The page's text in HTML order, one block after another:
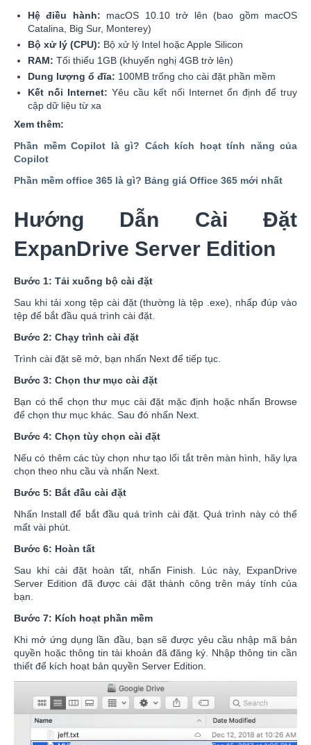
Hệ điều hành: macOS 10.10 trở lên (bao gồm macOS
Catalina, Big Sur, Monterey)
Bộ xử lý (CPU): Bộ xử lý Intel hoặc Apple Silicon
RAM: Tối thiểu 1GB (khuyến nghị 4GB trở lên)
Dung lượng ổ đĩa: 100MB trống cho cài đặt phần mềm
Kết nối Internet:Yêu cầu kết nối Internet ổn định để truy
cập dữ liệu từ xa
Xem thêm:
Phần mềm Copilot là gì? Cách kích hoạt tính năng của
Copilot
Phần mềm office 365 là gì? Bảng giá Office 365 mới nhất
Hướng Dẫn Cài Đặt
ExpanDrive Server Edition
Bước 1: Tải xuống bộ cài đặt
Sau khi tải xong tệp cài đặt (thường là tệp .exe), nhấp đúp vào
tệp để bắt đầu quá trình cài đặt.
Bước 2: Chạy trình cài đặt
Trình cài đặt sẽ mở, bạn nhấn Next để tiếp tục.
Bước 3: Chọn thư mục cài đặt
Bạn có thể chọn thư mục cài đặt mặc định hoặc nhấn Browse
để chọn thư mục khác. Sau đó nhấn Next.
Bước 4: Chọn tùy chọn cài đặt
Nếu có thêm các tùy chọn như tạo lối tắt trên màn hình, hãy lựa
chọn theo nhu cầu và nhấn Next.
Bước 5: Bắt đầu cài đặt
Nhấn Install để bắt đầu quá trình cài đặt. Quá trình này có thể
mất vài phút.
Bước 6: Hoàn tất
Sau khi cài đặt hoàn tất, nhấn Finish. Lúc này, ExpanDrive
Server Edition đã được cài đặt thành công trên máy tính của
bạn.
Bước 7: Kích hoạt phần mềm
Khi mở ứng dụng lần đầu, bạn sẽ được yêu cầu nhập mã bản
quyền hoặc thông tin tài khoản đã đăng ký. Nhập thông tin cần
thiết để kích hoạt bản quyền Server Edition.